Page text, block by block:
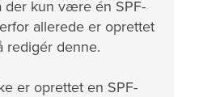
der kun være én SPF-
allerede er oprettet
redigér denne.
er oprettet en SPF-